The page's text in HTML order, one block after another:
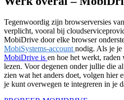
Tegenwoordig zijn browserversies
verplicht, vooral bij
MobiDrive door elke browser
MobiSystems-account nodig. Als je je
MobiDrive is en hoe het werkt, raden
lezen. Voor degenen onder jullie die
zien wat het anders doet, volgen
je kunt overwegen te integreren in je